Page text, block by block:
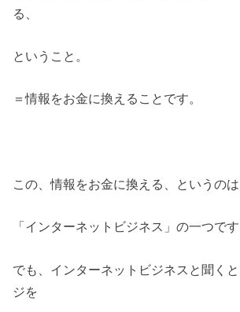
る、
ということ。
＝情報をお金に換えることです。
この、情報をお金に換える、というの
「インターネットビジネス」の一つです
でも、インターネットビジネスと聞く
ジを